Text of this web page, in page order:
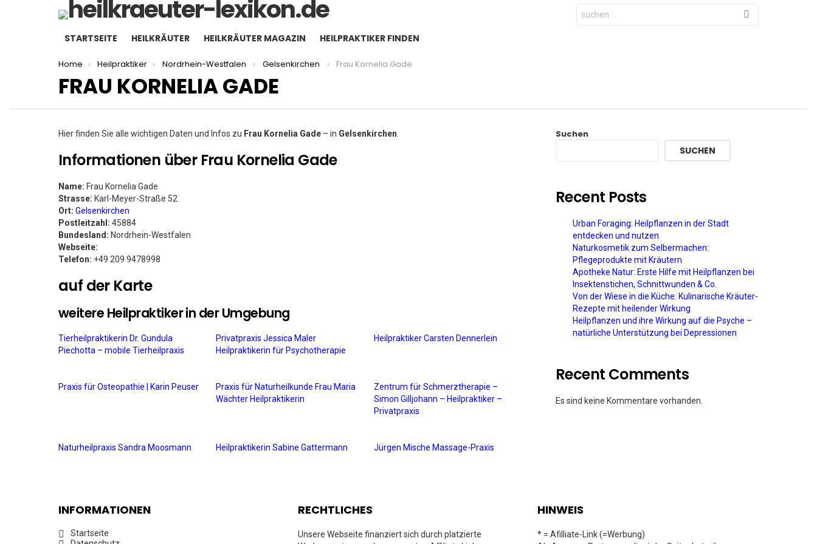
Search
for:
STARTSEITE HEILKRÄUTER HEILKRÄUTER MAGAZIN HEILPRAKTIKER FINDEN
You are here:
Home Heilpraktiker Nordrhein-Westfalen Gelsenkirchen Frau Kornelia Gade
FRAU KORNELIA GADE
Hier finden Sie alle wichtigen Daten und Infos zu Frau Kornelia Gade – in Gelsenkirchen
Informationen über Frau Kornelia Gade
Name: Frau Kornelia Gade
Strasse: Karl-Meyer-Straße 52
Ort: Gelsenkirchen
Postleitzahl: 45884
Bundesland: Nordrhein-Westfalen
Webseite:
Telefon: +49 209 9478998
auf der Karte
weitere Heilpraktiker in der Umgebung
Tierheilpraktikerin Dr. Gundula
Piechotta – mobile Tierheilpraxis
Privatpraxis Jessica Maler
Heilpraktikerin für Psychotherapie
Heilpraktiker Carsten Dennerlein
Praxis für Osteopathie | Karin Peuser
Praxis für Naturheilkunde Frau Maria
Wächter Heilpraktikerin
Zentrum für Schmerztherapie –
Simon Gilljohann – Heilpraktiker –
Privatpraxis
Naturheilpraxis Sandra Moosmann Heilpraktikerin Sabine Gattermann Jürgen Mische Massage-Praxis
Suchen
SUCHEN
Recent Posts
Urban Foraging: Heilpflanzen in der Stadt
entdecken und nutzen
Naturkosmetik zum Selbermachen:
Pflegeprodukte mit Kräutern
Apotheke Natur: Erste Hilfe mit Heilpflanzen bei
Insektenstichen, Schnittwunden & Co.
Von der Wiese in die Küche: Kulinarische Kräuter-
Rezepte mit heilender Wirkung
Heilpflanzen und ihre Wirkung auf die Psyche –
natürliche Unterstützung bei Depressionen
Recent Comments
Es sind keine Kommentare vorhanden.
INFORMATIONEN
Startseite
RECHTLICHES
Unsere Webseite finanziert sich durch platzierte
HINWEIS
* = Afilliate-Link (=Werbung)